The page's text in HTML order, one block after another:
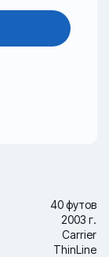
40 футов
2003 г.
Carrier
ThinLine